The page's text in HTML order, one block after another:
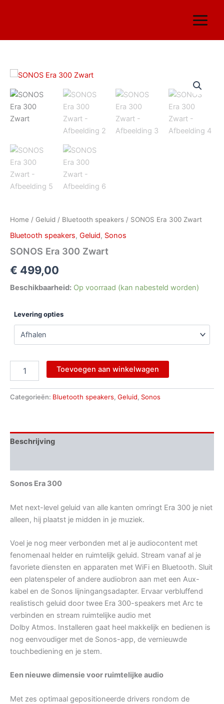
inhoud
Home / Geluid / Bluetooth speakers / SONOS Era 300 Zwart
Bluetooth speakers, Geluid, Sonos
SONOS Era 300 Zwart
€ 499,00
Beschikbaarheid: Op voorraad (kan nabesteld worden)
Levering opties
SONOS
300
Zwart
Toevoegen aan winkelwagen
Categorieën: Bluetooth speakers, Geluid, Sonos
Beschrijving
Sonos Era 300
Met next-level geluid van alle kanten omringt Era 300 je niet
alleen, hij plaatst je midden in je muziek.
Voel je nog meer verbonden met al je audiocontent met
fenomenaal helder en ruimtelijk geluid. Stream vanaf al je
favoriete diensten en apparaten met WiFi en Bluetooth. Sluit
een platenspeler of andere audiobron aan met een Aux-
kabel en de Sonos lijningangsadapter. Ervaar verbluffend
realistisch geluid door twee Era 300-speakers met Arc te
verbinden en stream ruimtelijke audio met
Dolby Atmos. Installeren gaat heel makkelijk en bedienen is
nog eenvoudiger met de Sonos-app, de vernieuwde
touchbediening en je stem.
Een nieuwe dimensie voor ruimtelijke audio
Met zes optimaal gepositioneerde drivers rondom de